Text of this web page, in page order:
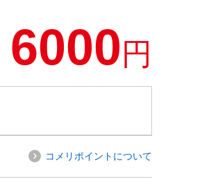
6000円
コメリポイントについて